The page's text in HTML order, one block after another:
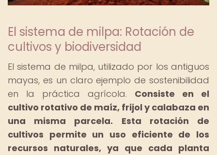
El sistema de milpa: Rotación de
cultivos y biodiversidad
El sistema de milpa, utilizado por los antiguos
mayas, es un claro ejemplo de sostenibilidad
en la práctica agrícola. Consiste en el
cultivo rotativo de maíz, frijol y calabaza en
una misma parcela.
Esta rotación de
cultivos permite un uso eficiente de los
recursos naturales, ya que cada planta